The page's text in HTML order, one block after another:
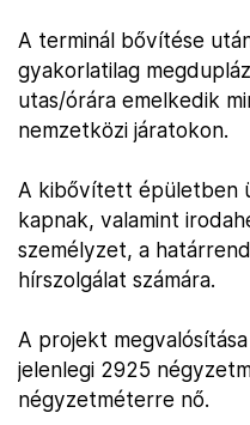
A terminál bővítése
gyakorlatilag
utas/órára emelkedik
nemzetközi járatokon.
A kibővített épületben
kapnak, valamint
személyzet, a
hírszolgálat számára.
A projekt
jelenlegi 2925
négyzetméterre nő.